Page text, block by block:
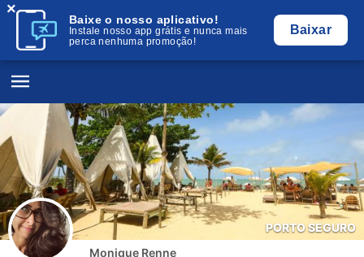
Baixe o nosso aplicativo!
Instale nosso app grátis e nunca mais
perca nenhuma promoção!
Baixar
×
PORTO SEGURO
Monique Renne